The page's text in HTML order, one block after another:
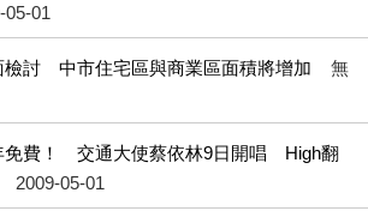
05-01
檢討 中市住宅區與商業區面積將增加
無
免費！ 交通大使蔡依林9日開唱 High翻
2009-05-01